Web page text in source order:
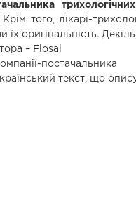
того, лікарі-
оригінальність.
– Flosal
постачальника
текст, що